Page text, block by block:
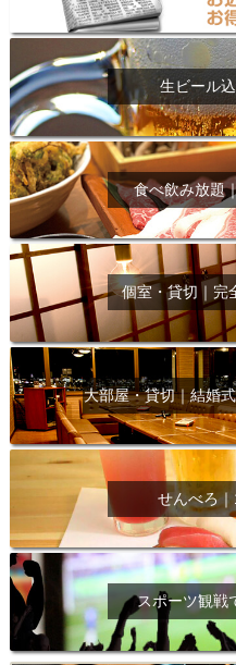
生ビール
食べ飲み放題
個室・貸切｜完
大部屋・貸切｜結婚
せんべろ
スポーツ観戦